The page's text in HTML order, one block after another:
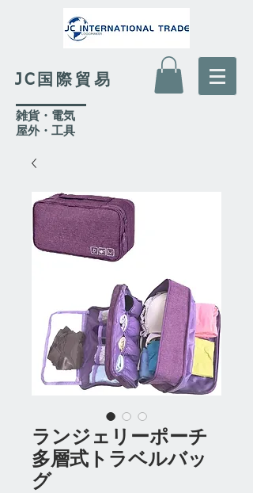
JC国際貿易
​雑貨・電気
​屋外・工具
ランジェリーポーチ
多層式トラベルバッ
グ